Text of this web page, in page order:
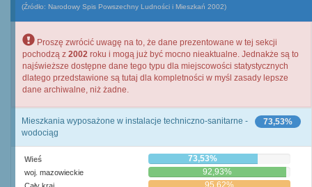
(Źródło: Narodowy Spis Powszechny Ludności i Mieszkań 2002)
Proszę zwrócić uwagę na to, że dane prezentowane w tej sekcji
pochodzą z 2002 roku i mogą już być mocno nieaktualne. Jednakże są to
najświeższe dostępne dane tego typu dla miejscowości statystycznych
dlatego przedstawione są tutaj dla kompletności w myśl zasady lepsze
dane archiwalne, niż żadne.
73,53%
Mieszkania wyposażone w instalacje techniczno-sanitarne -
wodociąg
Wieś 73,53%
woj. mazowieckie 92,93%
95,62%